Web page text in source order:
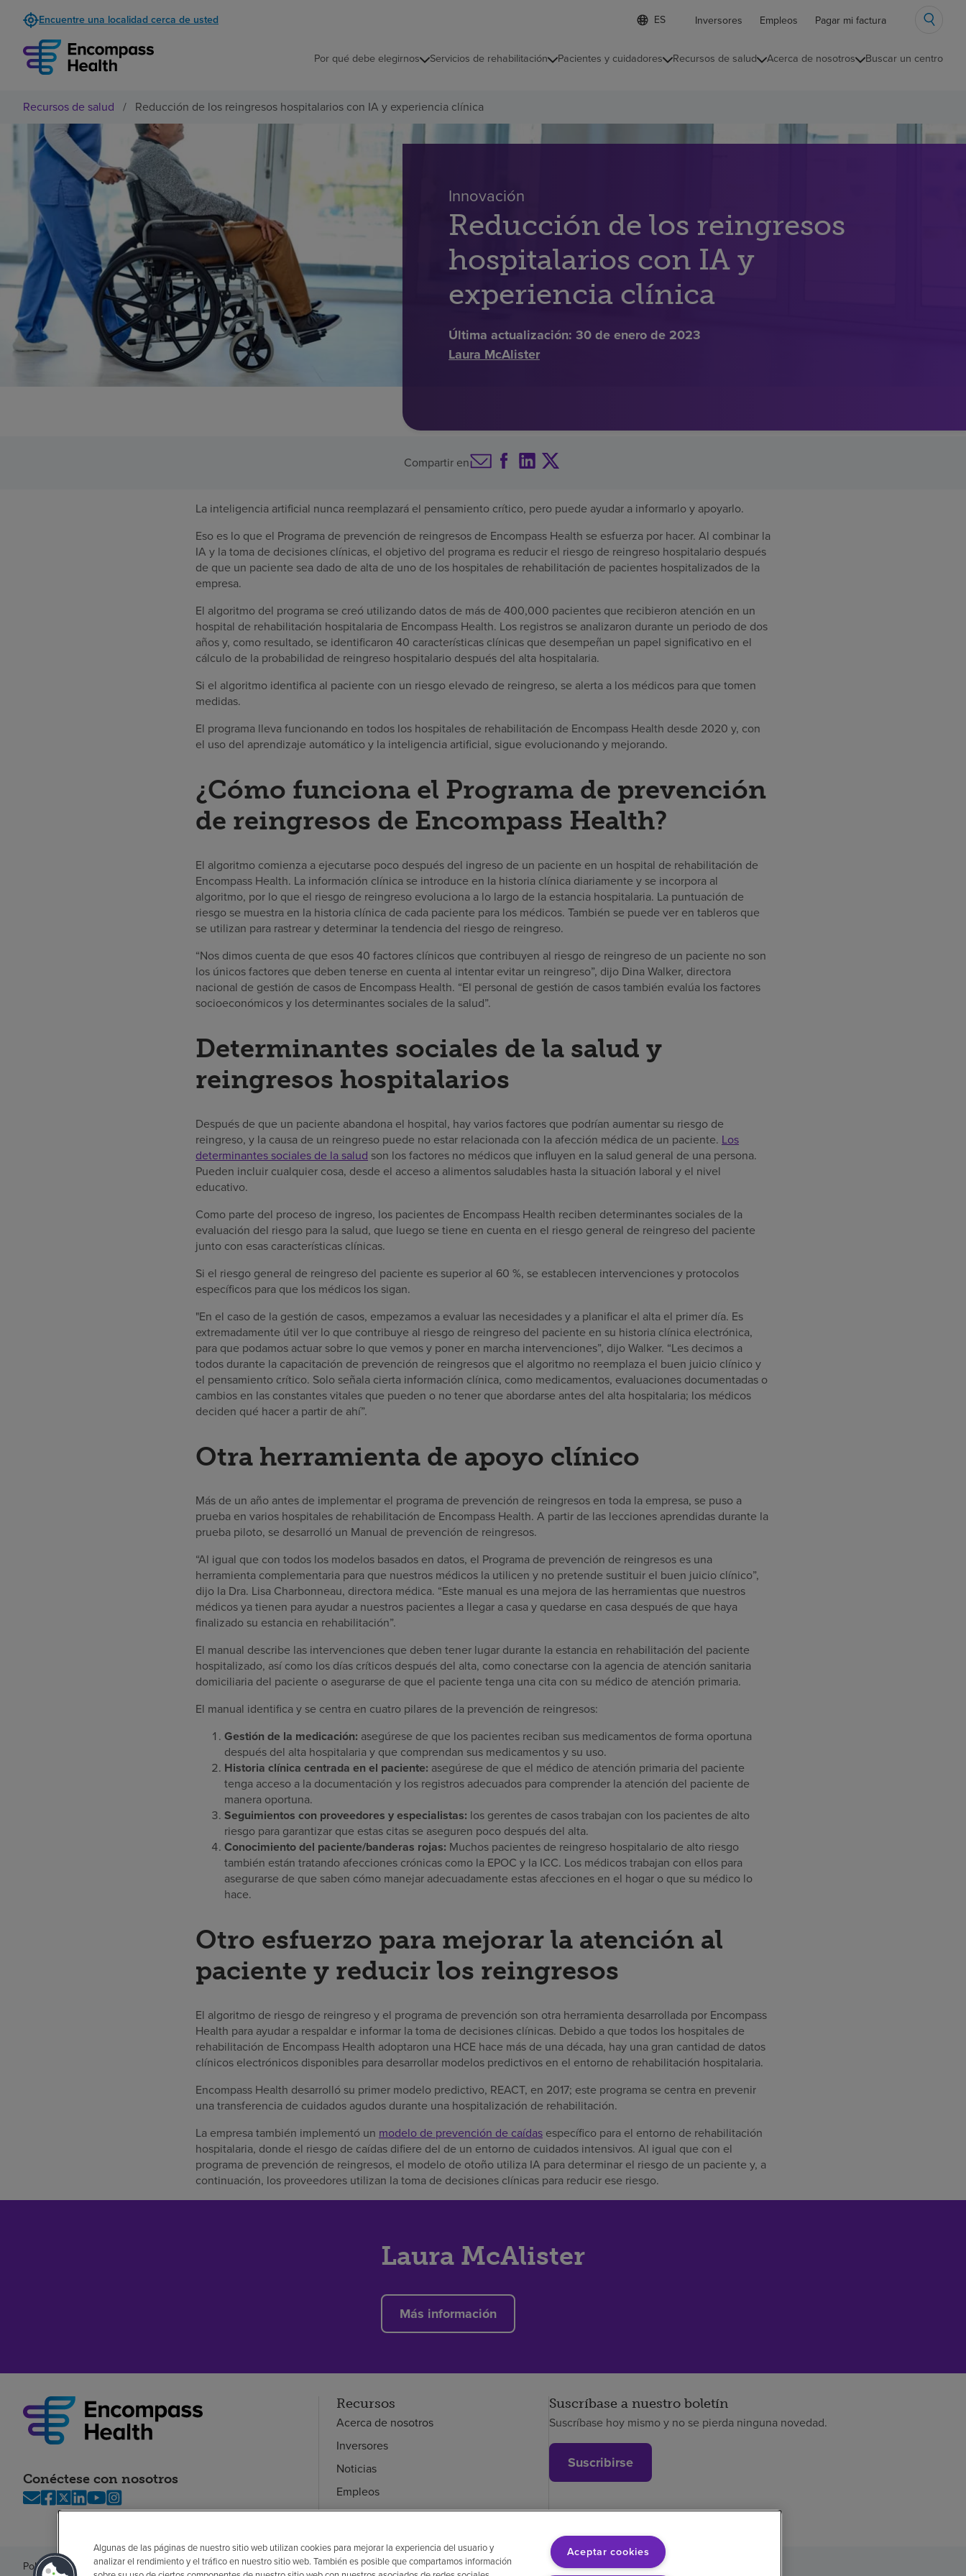
Encuentre una localidad cerca de usted
Lista
de
contraída
d
o
l
a
d
Inversores Empleos Pagar mi factura
Por qué debe elegirnos Servicios de rehabilitación Pacientes y cuidadores Recursos de salud Acerca de nosotros Buscar un centro
Recursos de salud / Reducción de los reingresos hospitalarios con IA y experiencia clínica
Innovación
Reducción de los reingresos
hospitalarios con IA y
experiencia clínica
Última actualización: 30 de enero de 2023
Laura McAlister
Compartir en
La inteligencia artificial nunca reemplazará el pensamiento crítico, pero puede ayudar a informarlo y apoyarlo.
Eso es lo que el Programa de prevención de reingresos de Encompass Health se esfuerza por hacer. Al combinar la
IA y la toma de decisiones clínicas, el objetivo del programa es reducir el riesgo de reingreso hospitalario después
de que un paciente sea dado de alta de uno de los hospitales de rehabilitación de pacientes hospitalizados de la
empresa.
El algoritmo del programa se creó utilizando datos de más de 400,000 pacientes que recibieron atención en un
hospital de rehabilitación hospitalaria de Encompass Health. Los registros se analizaron durante un periodo de dos
años y, como resultado, se identificaron 40 características clínicas que desempeñan un papel significativo en el
cálculo de la probabilidad de reingreso hospitalario después del alta hospitalaria.
Si el algoritmo identifica al paciente con un riesgo elevado de reingreso, se alerta a los médicos para que tomen
medidas.
El programa lleva funcionando en todos los hospitales de rehabilitación de Encompass Health desde 2020 y, con
el uso del aprendizaje automático y la inteligencia artificial, sigue evolucionando y mejorando.
¿Cómo funciona el Programa de prevención
de reingresos de Encompass Health?
El algoritmo comienza a ejecutarse poco después del ingreso de un paciente en un hospital de rehabilitación de
Encompass Health. La información clínica se introduce en la historia clínica diariamente y se incorpora al
algoritmo, por lo que el riesgo de reingreso evoluciona a lo largo de la estancia hospitalaria. La puntuación de
riesgo se muestra en la historia clínica de cada paciente para los médicos. También se puede ver en tableros que
se utilizan para rastrear y determinar la tendencia del riesgo de reingreso.
“Nos dimos cuenta de que esos 40 factores clínicos que contribuyen al riesgo de reingreso de un paciente no son
los únicos factores que deben tenerse en cuenta al intentar evitar un reingreso”, dijo Dina Walker, directora
nacional de gestión de casos de Encompass Health. “El personal de gestión de casos también evalúa los factores
socioeconómicos y los determinantes sociales de la salud”.
Determinantes sociales de la salud y
reingresos hospitalarios
Después de que un paciente abandona el hospital, hay varios factores que podrían aumentar su riesgo de
reingreso, y la causa de un reingreso puede no estar relacionada con la afección médica de un paciente. Los
determinantes sociales de la salud son los factores no médicos que influyen en la salud general de una persona.
Pueden incluir cualquier cosa, desde el acceso a alimentos saludables hasta la situación laboral y el nivel
educativo.
Como parte del proceso de ingreso, los pacientes de Encompass Health reciben determinantes sociales de la
evaluación del riesgo para la salud, que luego se tiene en cuenta en el riesgo general de reingreso del paciente
junto con esas características clínicas.
Si el riesgo general de reingreso del paciente es superior al 60 %, se establecen intervenciones y protocolos
específicos para que los médicos los sigan.
"En el caso de la gestión de casos, empezamos a evaluar las necesidades y a planificar el alta el primer día. Es
extremadamente útil ver lo que contribuye al riesgo de reingreso del paciente en su historia clínica electrónica,
para que podamos actuar sobre lo que vemos y poner en marcha intervenciones”, dijo Walker. “Les decimos a
todos durante la capacitación de prevención de reingresos que el algoritmo no reemplaza el buen juicio clínico y
el pensamiento crítico. Solo señala cierta información clínica, como medicamentos, evaluaciones documentadas o
cambios en las constantes vitales que pueden o no tener que abordarse antes del alta hospitalaria; los médicos
deciden qué hacer a partir de ahí”.
Otra herramienta de apoyo clínico
Más de un año antes de implementar el programa de prevención de reingresos en toda la empresa, se puso a
prueba en varios hospitales de rehabilitación de Encompass Health. A partir de las lecciones aprendidas durante la
prueba piloto, se desarrolló un Manual de prevención de reingresos.
“Al igual que con todos los modelos basados en datos, el Programa de prevención de reingresos es una
herramienta complementaria para que nuestros médicos la utilicen y no pretende sustituir el buen juicio clínico”,
dijo la Dra. Lisa Charbonneau, directora médica. “Este manual es una mejora de las herramientas que nuestros
médicos ya tienen para ayudar a nuestros pacientes a llegar a casa y quedarse en casa después de que haya
finalizado su estancia en rehabilitación”.
El manual describe las intervenciones que deben tener lugar durante la estancia en rehabilitación del paciente
hospitalizado, así como los días críticos después del alta, como conectarse con la agencia de atención sanitaria
domiciliaria del paciente o asegurarse de que el paciente tenga una cita con su médico de atención primaria.
El manual identifica y se centra en cuatro pilares de la prevención de reingresos:
Gestión de la medicación: asegúrese de que los pacientes reciban sus medicamentos de forma oportuna
después del alta hospitalaria y que comprendan sus medicamentos y su uso.
Historia clínica centrada en el paciente: asegúrese de que el médico de atención primaria del paciente
tenga acceso a la documentación y los registros adecuados para comprender la atención del paciente de
manera oportuna.
Seguimientos con proveedores y especialistas: los gerentes de casos trabajan con los pacientes de alto
riesgo para garantizar que estas citas se aseguren poco después del alta.
Conocimiento del paciente/banderas rojas: Muchos pacientes de reingreso hospitalario de alto riesgo
también están tratando afecciones crónicas como la EPOC y la ICC. Los médicos trabajan con ellos para
asegurarse de que saben cómo manejar adecuadamente estas afecciones en el hogar o que su médico lo
hace.
Otro esfuerzo para mejorar la atención al
paciente y reducir los reingresos
El algoritmo de riesgo de reingreso y el programa de prevención son otra herramienta desarrollada por Encompass
Health para ayudar a respaldar e informar la toma de decisiones clínicas. Debido a que todos los hospitales de
rehabilitación de Encompass Health adoptaron una HCE hace más de una década, hay una gran cantidad de datos
clínicos electrónicos disponibles para desarrollar modelos predictivos en el entorno de rehabilitación hospitalaria.
Encompass Health desarrolló su primer modelo predictivo, REACT, en 2017; este programa se centra en prevenir
una transferencia de cuidados agudos durante una hospitalización de rehabilitación.
La empresa también implementó un modelo de prevención de caídas específico para el entorno de rehabilitación
hospitalaria, donde el riesgo de caídas difiere del de un entorno de cuidados intensivos. Al igual que con el
programa de prevención de reingresos, el modelo de otoño utiliza IA para determinar el riesgo de un paciente y, a
continuación, los proveedores utilizan la toma de decisiones clínicas para reducir ese riesgo.
Laura McAlister
Más información
Conéctese con nosotros
Recursos
Acerca de nosotros
Inversores
Noticias
Empleos
Empleados
Suscríbase a nuestro boletín
Suscríbase hoy mismo y no se pierda ninguna novedad.
Suscribirse
Política de privacidadLegalSin sorpresas AccesibilidadSi no habla inglésAviso de no discriminaciónCumplimiento de los proveedores
Algunas de las páginas de nuestro sitio web utilizan cookies para mejorar la experiencia del usuario y
analizar el rendimiento y el tráfico en nuestro sitio web. También es posible que compartamos información
Aceptar cookies